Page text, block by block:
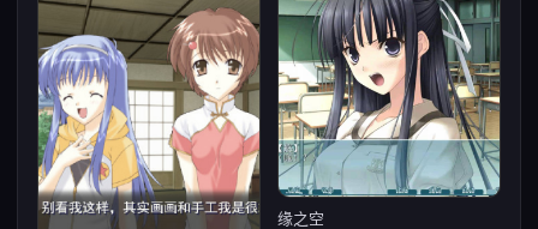
缘之空